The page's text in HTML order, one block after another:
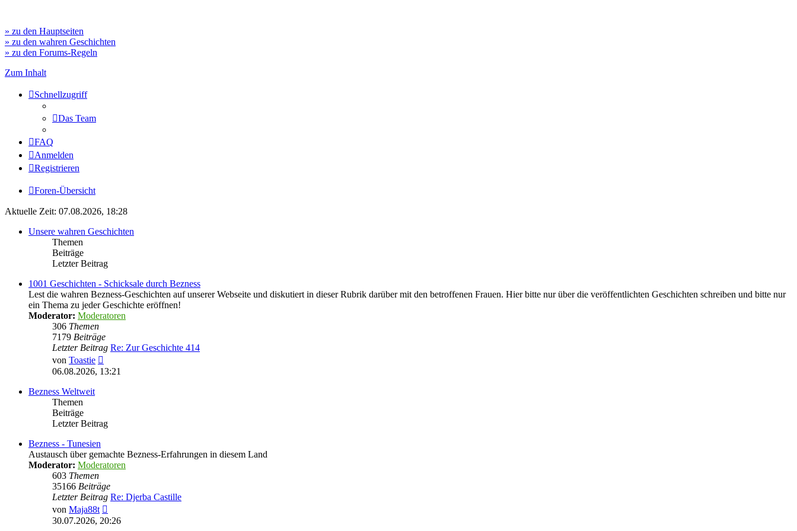
» zu den Hauptseiten
» zu den wahren Geschichten
» zu den Forums-Regeln
Zum Inhalt
Schnellzugriff
Das Team
FAQ
Anmelden
Registrieren
Foren-Übersicht
Aktuelle Zeit: 07.08.2026, 18:28
Unsere wahren Geschichten
Themen
Beiträge
Letzter Beitrag
1001 Geschichten - Schicksale durch Bezness
Lest die wahren Bezness-Geschichten auf unserer Webseite und diskutiert in dieser Rubrik darüber mit den betroffenen Frauen. Hier bitte nur über die veröffentlichten Geschichten schreiben und bitte nur
ein Thema zu jeder Geschichte eröffnen!
Moderator: Moderatoren
306 Themen
7179 Beiträge
Letzter Beitrag Re: Zur Geschichte 414
von Toastie
Beitrag
06.08.2026, 13:21
Bezness Weltweit
Themen
Beiträge
Letzter Beitrag
Bezness - Tunesien
Austausch über gemachte Bezness-Erfahrungen in diesem Land
Moderator: Moderatoren
603 Themen
35166 Beiträge
Letzter Beitrag Re: Djerba Castille
von Maja88t
Beitrag
30.07.2026, 20:26